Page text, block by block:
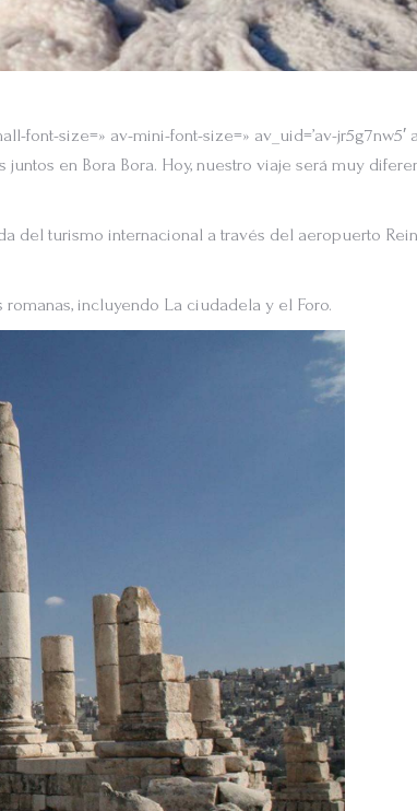
font-size=» av-mini-font-size=» av_uid=’av-jr5g7nw5′
juntos en Bora Bora. Hoy, nuestro viaje será muy
del turismo internacional a través del aeropuerto
incluyendo La ciudadela y el Foro.